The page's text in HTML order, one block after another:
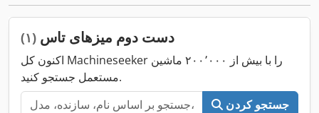
دست دوم میزهای تاس (۱)
اکنون کل Machineseeker را با بیش از ۲۰۰٬۰۰۰ ماشین
مستعمل جستجو کنید.
جستجو کردن